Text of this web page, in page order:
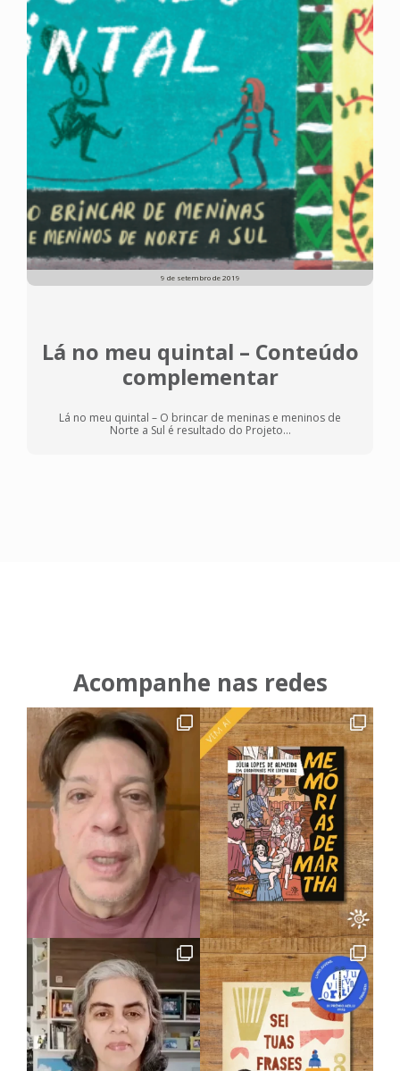
9 de setembro de 2019
Lá no meu quintal – Conteúdo
complementar
Lá no meu quintal – O brincar de meninas e meninos de
Norte a Sul é resultado do Projeto...
Acompanhe nas redes